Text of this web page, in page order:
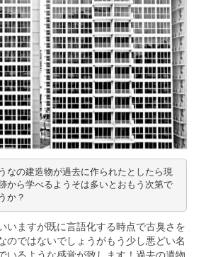
なの建造物が過去に作られたとしたら現
から学べるようそは多いとおもう次第で
か？
いますが既に言語化する時点で古臭さを
のではないでしょうがもう少し悪どい名
いるような感覚が致します！過去の遺物